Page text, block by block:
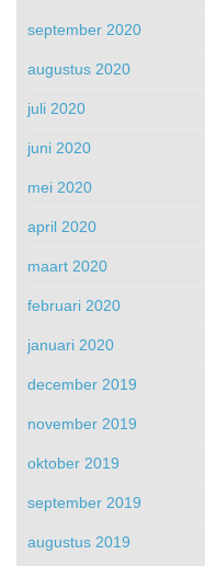
september 2020
augustus 2020
juli 2020
juni 2020
mei 2020
april 2020
maart 2020
februari 2020
januari 2020
december 2019
november 2019
oktober 2019
september 2019
augustus 2019